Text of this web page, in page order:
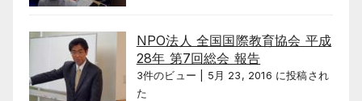
NPO法人 全国国際教育協会 平成
28年 第7回総会 報告
3件のビュー
5月 23, 2016 に投稿され
た